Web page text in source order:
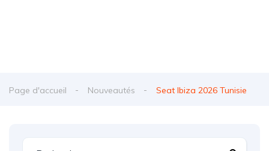
Page d'accueil Nouveautés Seat Ibiza 2026 Tunisie